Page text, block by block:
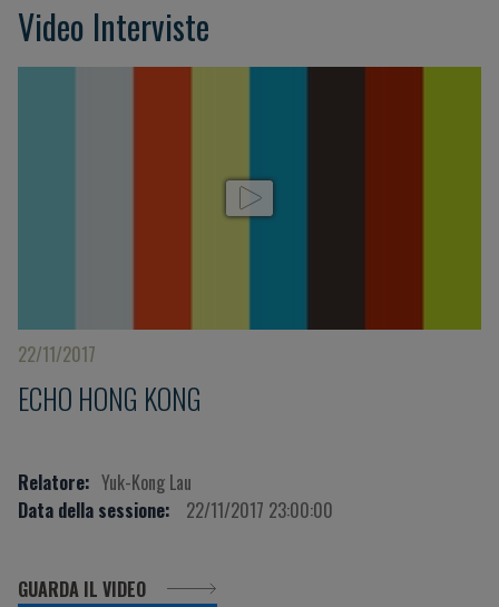
Video Interviste
22/11/2017
ECHO HONG KONG
Relatore: Yuk-Kong Lau
Data della sessione:
22/11/2017 23:00:00
GUARDA IL VIDEO